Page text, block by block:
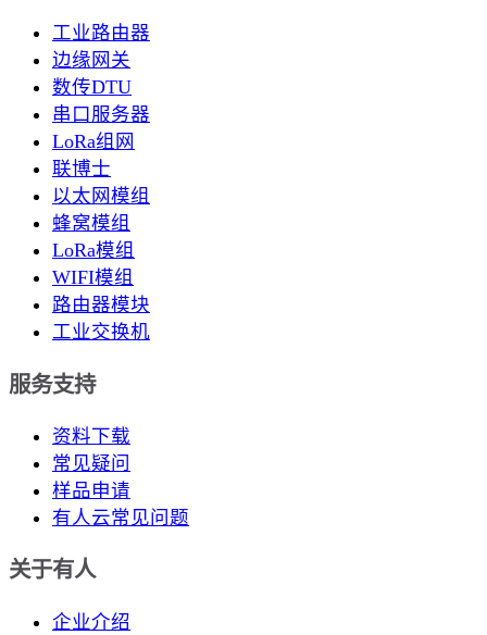
工业路由器
边缘网关
数传DTU
串口服务器
LoRa组网
联博士
以太网模组
蜂窝模组
LoRa模组
WIFI模组
路由器模块
工业交换机
服务支持
资料下载
常见疑问
样品申请
有人云常见问题
关于有人
企业介绍